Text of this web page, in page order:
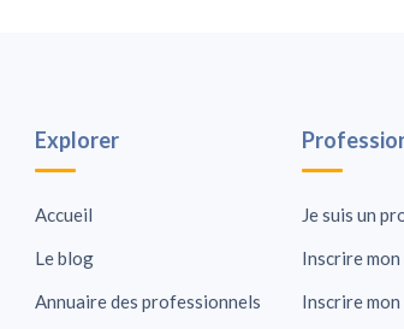
Explorer
Accueil
Le blog
Annuaire des professionnels
Je suis un
Inscrire
Inscrire